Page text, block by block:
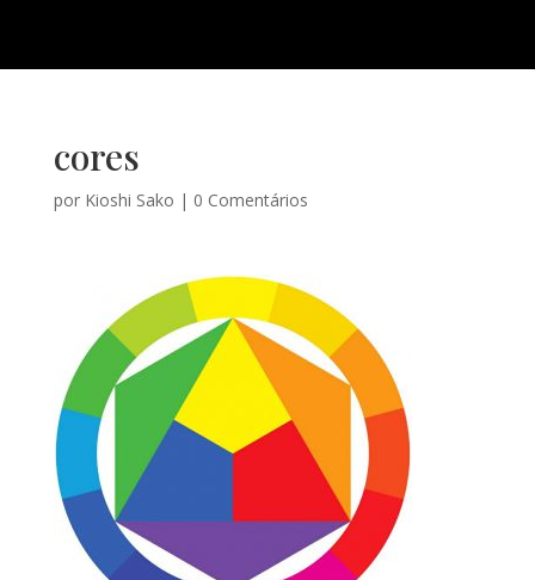
cores
por Kioshi Sako | 0 Comentários